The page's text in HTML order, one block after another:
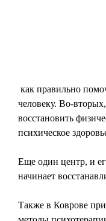
человеку. Во-
восстановить
психическое
Еще один центр, и
начинает
Также в Коврове